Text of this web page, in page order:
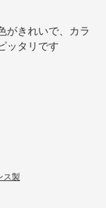
がきれいで、カラ
ッタリです
ス製